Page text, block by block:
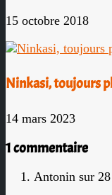
15 octobre 2018
Ninkasi, toujours
14 mars 2023
1 commentaire
Antonin sur